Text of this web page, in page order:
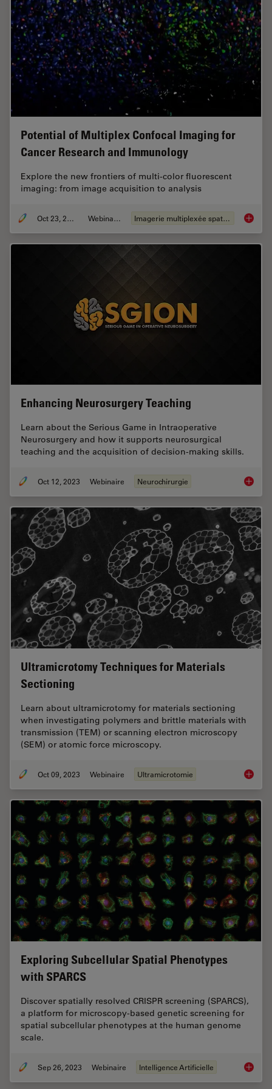
Potential of Multiplex Confocal Imaging for
Cancer Research and Immunology
Explore the new frontiers of multi-color fluorescent
imaging: from image acquisition to analysis
Oct 23, 2023 Webinaire Imagerie multiplexée spatiale
Enhancing Neurosurgery Teaching
Learn about the Serious Game in Intraoperative
Neurosurgery and how it supports neurosurgical
teaching and the acquisition of decision-making skills.
Oct 12, 2023 Webinaire Neurochirurgie
Ultramicrotomy Techniques for Materials
Sectioning
Learn about ultramicrotomy for materials sectioning
when investigating polymers and brittle materials with
transmission (TEM) or scanning electron microscopy
(SEM) or atomic force microscopy.
Oct 09, 2023 Webinaire Ultramicrotomie
Exploring Subcellular Spatial Phenotypes
with SPARCS
Discover spatially resolved CRISPR screening (SPARCS),
a platform for microscopy-based genetic screening for
spatial subcellular phenotypes at the human genome
scale.
Sep 26, 2023 Webinaire Intelligence Artificielle